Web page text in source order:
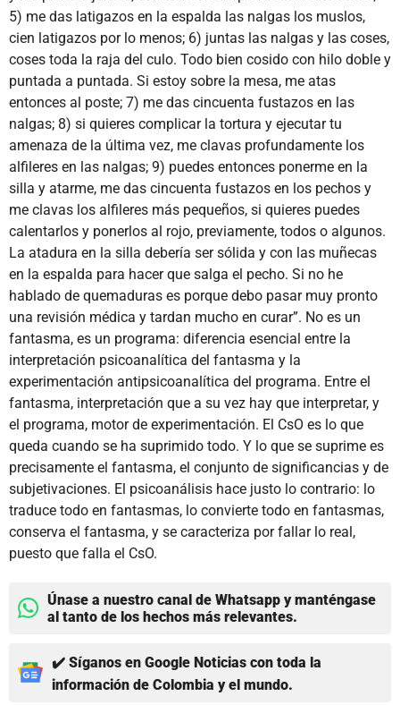
5) me das latigazos en la espalda las nalgas los muslos,
cien latigazos por lo menos; 6) juntas las nalgas y las coses,
coses toda la raja del culo. Todo bien cosido con hilo doble y
puntada a puntada. Si estoy sobre la mesa, me atas
entonces al poste; 7) me das cincuenta fustazos en las
nalgas; 8) si quieres complicar la tortura y ejecutar tu
amenaza de la última vez, me clavas profundamente los
alfileres en las nalgas; 9) puedes entonces ponerme en la
silla y atarme, me das cincuenta fustazos en los pechos y
me clavas los alfileres más pequeños, si quieres puedes
calentarlos y ponerlos al rojo, previamente, todos o algunos.
La atadura en la silla debería ser sólida y con las muñecas
en la espalda para hacer que salga el pecho. Si no he
hablado de quemaduras es porque debo pasar muy pronto
una revisión médica y tardan mucho en curar”. No es un
fantasma, es un programa: diferencia esencial entre la
interpretación psicoanalítica del fantasma y la
experimentación antipsicoanalítica del programa. Entre el
fantasma, interpretación que a su vez hay que interpretar, y
el programa, motor de experimentación. El CsO es lo que
queda cuando se ha suprimido todo. Y lo que se suprime es
precisamente el fantasma, el conjunto de significancias y de
subjetivaciones. El psicoanálisis hace justo lo contrario: lo
traduce todo en fantasmas, lo convierte todo en fantasmas,
conserva el fantasma, y se caracteriza por fallar lo real,
puesto que falla el CsO.
Únase a nuestro canal de Whatsapp y manténgase
al tanto de los hechos más relevantes.
✔️ Síganos en Google Noticias con toda la
información de Colombia y el mundo.